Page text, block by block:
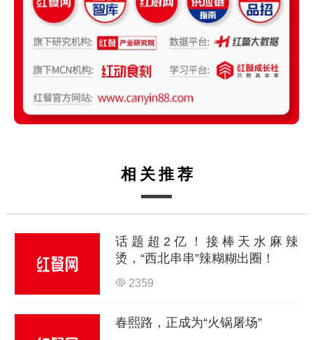
相关推荐
话题超2亿！接棒天水麻辣
烫，“西北串串”辣糊糊出圈！
2359
春熙路，正成为“火锅屠场”